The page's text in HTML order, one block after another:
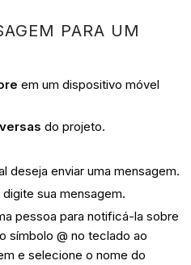
PARA UM
em um dispositivo móvel
do projeto.
deseja enviar uma mensagem.
sua mensagem.
pessoa para notificá-la sobre
símbolo @ no teclado ao
e selecione o nome do